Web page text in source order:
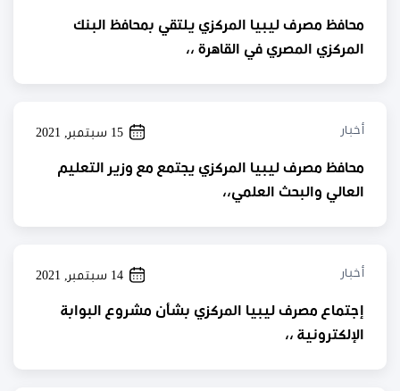
محافظ مصرف ليبيا المركزي يلتقي بمحافظ البنك
المركزي المصري في القاهرة ،،
أخبار 15 سبتمبر, 2021
محافظ مصرف ليبيا المركزي يجتمع مع وزير التعليم
العالي والبحث العلمي،،
أخبار 14 سبتمبر, 2021
إجتماع مصرف ليبيا المركزي بشأن مشروع البوابة
الإلكترونية ،،